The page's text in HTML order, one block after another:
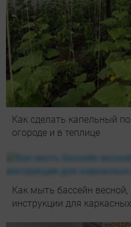
Как сделать капельный
огороде и в теплице
Как мыть бассейн
инструкции для